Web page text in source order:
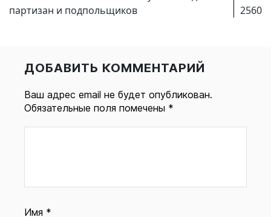
партизан и подпольщиков
2560
ДОБАВИТЬ КОММЕНТАРИЙ
Ваш адрес email не будет опубликован.
Обязательные поля помечены *
Имя *